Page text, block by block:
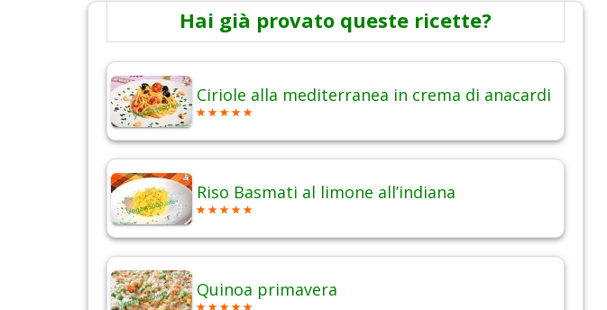
Hai già provato queste ricette?
Ciriole alla mediterranea in crema di anacardi
Riso Basmati al limone all’indiana
Quinoa primavera